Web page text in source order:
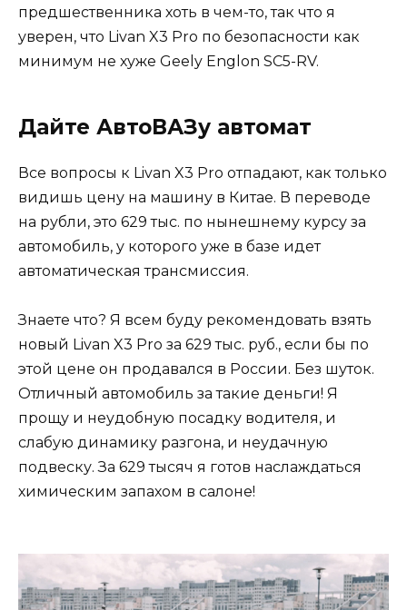
предшественника хоть в чем-то, так что я
уверен, что Livan X3 Pro по безопасности как
минимум не хуже Geely Englon SC5-RV.
Дайте АвтоВАЗу автомат
Все вопросы к Livan X3 Pro отпадают, как только
видишь цену на машину в Китае. В переводе
на рубли, это 629 тыс. по нынешнему курсу за
автомобиль, у которого уже в базе идет
автоматическая трансмиссия.
Знаете что? Я всем буду рекомендовать взять
новый Livan X3 Pro за 629 тыс. руб., если бы по
этой цене он продавался в России. Без шуток.
Отличный автомобиль за такие деньги! Я
прощу и неудобную посадку водителя, и
слабую динамику разгона, и неудачную
подвеску. За 629 тысяч я готов наслаждаться
химическим запахом в салоне!